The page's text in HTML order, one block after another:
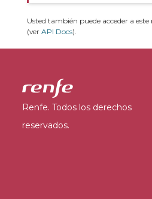
Usted también puede acceder a
(ver API Docs).
Renfe. Todos los derechos
reservados.